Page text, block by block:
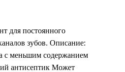
для постоянного
зубов. Описание:
с меньшим содержанием
антисептик Может